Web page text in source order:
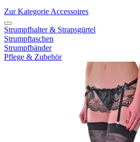
Zur Kategorie Accessoires
Strumpfhalter & Strapsgürtel
Strumpftaschen
Strumpfbänder
Pflege & Zubehör